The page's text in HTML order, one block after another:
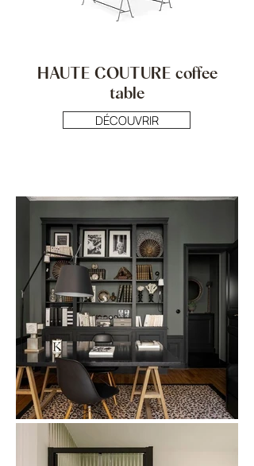
HAUTE COUTURE coffee
table
DÉCOUVRIR